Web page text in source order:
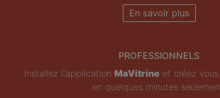
En savoir plus
PROFESSIONNELS
Installez l'application MaVitrineet créez vous
en quelques minutes